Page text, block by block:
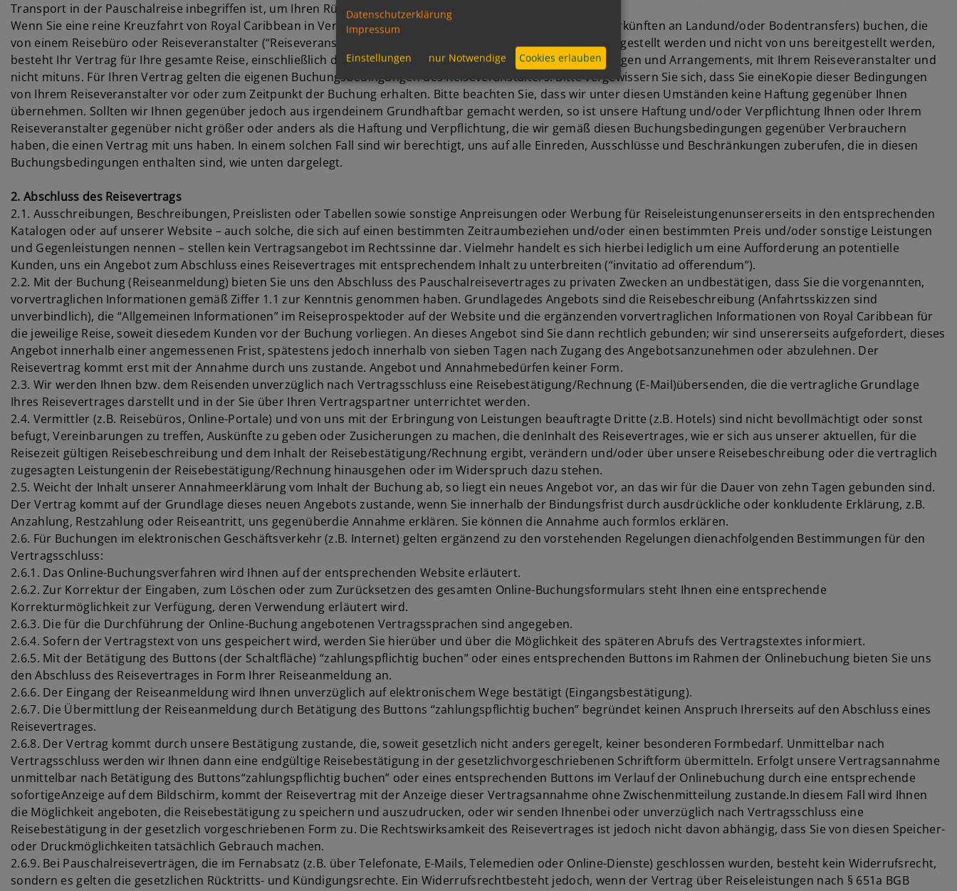
Transport in der Pauschalreise inbegriffen ist, um Ihren Rücktransport zu organisieren.
Wenn Sie eine reine Kreuzfahrt von Royal Caribbean in Verbindung mit anderen Leistungen (wie Flügen, Unterkünften an Landund/oder Bodentransfers) buchen, die
von einem Reisebüro oder Reiseveranstalter (“Reiseveranstalter”), bei dem Sie buchen, arrangiert oder bereitgestellt werden und nicht von uns bereitgestellt werden,
besteht Ihr Vertrag für Ihre gesamte Reise, einschließlich der Kreuzfahrt und aller anderen derartigen Leistungen und Arrangements, mit Ihrem Reiseveranstalter und
nicht mituns. Für Ihren Vertrag gelten die eigenen Buchungsbedingungen des Reiseveranstalters. Bitte vergewissern Sie sich, dass Sie eineKopie dieser Bedingungen
von Ihrem Reiseveranstalter vor oder zum Zeitpunkt der Buchung erhalten. Bitte beachten Sie, dass wir unter diesen Umständen keine Haftung gegenüber Ihnen
übernehmen. Sollten wir Ihnen gegenüber jedoch aus irgendeinem Grundhaftbar gemacht werden, so ist unsere Haftung und/oder Verpflichtung Ihnen oder Ihrem
Reiseveranstalter gegenüber nicht größer oder anders als die Haftung und Verpflichtung, die wir gemäß diesen Buchungsbedingungen gegenüber Verbrauchern
haben, die einen Vertrag mit uns haben. In einem solchen Fall sind wir berechtigt, uns auf alle Einreden, Ausschlüsse und Beschränkungen zuberufen, die in diesen
Buchungsbedingungen enthalten sind, wie unten dargelegt.
2. Abschluss des Reisevertrags
2.1. Ausschreibungen, Beschreibungen, Preislisten oder Tabellen sowie sonstige Anpreisungen oder Werbung für Reiseleistungenunsererseits in den entsprechenden
Katalogen oder auf unserer Website – auch solche, die sich auf einen bestimmten Zeitraumbeziehen und/oder einen bestimmten Preis und/oder sonstige Leistungen
und Gegenleistungen nennen – stellen kein Vertragsangebot im Rechtssinne dar. Vielmehr handelt es sich hierbei lediglich um eine Aufforderung an potentielle
Kunden, uns ein Angebot zum Abschluss eines Reisevertrages mit entsprechendem Inhalt zu unterbreiten (“invitatio ad offerendum”).
2.2. Mit der Buchung (Reiseanmeldung) bieten Sie uns den Abschluss des Pauschalreisevertrages zu privaten Zwecken an undbestätigen, dass Sie die vorgenannten,
vorvertraglichen Informationen gemäß Ziffer 1.1 zur Kenntnis genommen haben. Grundlagedes Angebots sind die Reisebeschreibung (Anfahrtsskizzen sind
unverbindlich), die “Allgemeinen Informationen” im Reiseprospektoder auf der Website und die ergänzenden vorvertraglichen Informationen von Royal Caribbean für
die jeweilige Reise, soweit diesedem Kunden vor der Buchung vorliegen. An dieses Angebot sind Sie dann rechtlich gebunden; wir sind unsererseits aufgefordert, dieses
Angebot innerhalb einer angemessenen Frist, spätestens jedoch innerhalb von sieben Tagen nach Zugang des Angebotsanzunehmen oder abzulehnen. Der
Reisevertrag kommt erst mit der Annahme durch uns zustande. Angebot und Annahmebedürfen keiner Form.
2.3. Wir werden Ihnen bzw. dem Reisenden unverzüglich nach Vertragsschluss eine Reisebestätigung/Rechnung (E-Mail)übersenden, die die vertragliche Grundlage
Ihres Reisevertrages darstellt und in der Sie über Ihren Vertragspartner unterrichtet werden.
2.4. Vermittler (z.B. Reisebüros, Online-Portale) und von uns mit der Erbringung von Leistungen beauftragte Dritte (z.B. Hotels) sind nicht bevollmächtigt oder sonst
befugt, Vereinbarungen zu treffen, Auskünfte zu geben oder Zusicherungen zu machen, die denInhalt des Reisevertrages, wie er sich aus unserer aktuellen, für die
Reisezeit gültigen Reisebeschreibung und dem Inhalt der Reisebestätigung/Rechnung ergibt, verändern und/oder über unsere Reisebeschreibung oder die vertraglich
zugesagten Leistungenin der Reisebestätigung/Rechnung hinausgehen oder im Widerspruch dazu stehen.
2.5. Weicht der Inhalt unserer Annahmeerklärung vom Inhalt der Buchung ab, so liegt ein neues Angebot vor, an das wir für die Dauer von zehn Tagen gebunden sind.
Der Vertrag kommt auf der Grundlage dieses neuen Angebots zustande, wenn Sie innerhalb der Bindungsfrist durch ausdrückliche oder konkludente Erklärung, z.B.
Anzahlung, Restzahlung oder Reiseantritt, uns gegenüberdie Annahme erklären. Sie können die Annahme auch formlos erklären.
2.6. Für Buchungen im elektronischen Geschäftsverkehr (z.B. Internet) gelten ergänzend zu den vorstehenden Regelungen dienachfolgenden Bestimmungen für den
Vertragsschluss:
2.6.1. Das Online-Buchungsverfahren wird Ihnen auf der entsprechenden Website erläutert.
2.6.2. Zur Korrektur der Eingaben, zum Löschen oder zum Zurücksetzen des gesamten Online-Buchungsformulars steht Ihnen eine entsprechende
Korrekturmöglichkeit zur Verfügung, deren Verwendung erläutert wird.
2.6.3. Die für die Durchführung der Online-Buchung angebotenen Vertragssprachen sind angegeben.
2.6.4. Sofern der Vertragstext von uns gespeichert wird, werden Sie hierüber und über die Möglichkeit des späteren Abrufs des Vertragstextes informiert.
2.6.5. Mit der Betätigung des Buttons (der Schaltfläche) “zahlungspflichtig buchen” oder eines entsprechenden Buttons im Rahmen der Onlinebuchung bieten Sie uns
den Abschluss des Reisevertrages in Form Ihrer Reiseanmeldung an.
2.6.6. Der Eingang der Reiseanmeldung wird Ihnen unverzüglich auf elektronischem Wege bestätigt (Eingangsbestätigung).
2.6.7. Die Übermittlung der Reiseanmeldung durch Betätigung des Buttons “zahlungspflichtig buchen” begründet keinen Anspruch Ihrerseits auf den Abschluss eines
Reisevertrages.
2.6.8. Der Vertrag kommt durch unsere Bestätigung zustande, die, soweit gesetzlich nicht anders geregelt, keiner besonderen Formbedarf. Unmittelbar nach
Vertragsschluss werden wir Ihnen dann eine endgültige Reisebestätigung in der gesetzlichvorgeschriebenen Schriftform übermitteln. Erfolgt unsere Vertragsannahme
unmittelbar nach Betätigung des Buttons“zahlungspflichtig buchen” oder eines entsprechenden Buttons im Verlauf der Onlinebuchung durch eine entsprechende
sofortigeAnzeige auf dem Bildschirm, kommt der Reisevertrag mit der Anzeige dieser Vertragsannahme ohne Zwischenmitteilung zustande.In diesem Fall wird Ihnen
die Möglichkeit angeboten, die Reisebestätigung zu speichern und auszudrucken, oder wir senden Ihnenbei oder unverzüglich nach Vertragsschluss eine
Reisebestätigung in der gesetzlich vorgeschriebenen Form zu. Die Rechtswirksamkeit des Reisevertrages ist jedoch nicht davon abhängig, dass Sie von diesen Speicher-
oder Druckmöglichkeiten tatsächlich Gebrauch machen.
2.6.9. Bei Pauschalreiseverträgen, die im Fernabsatz (z.B. über Telefonate, E-Mails, Telemedien oder Online-Dienste) geschlossen wurden, besteht kein Widerrufsrecht,
sondern es gelten die gesetzlichen Rücktritts- und Kündigungsrechte. Ein Widerrufsrechtbesteht jedoch, wenn der Vertrag über Reiseleistungen nach § 651a BGB
Datenschutzerklärung
Impressum
Einstellungen nur Notwendige Cookies erlauben